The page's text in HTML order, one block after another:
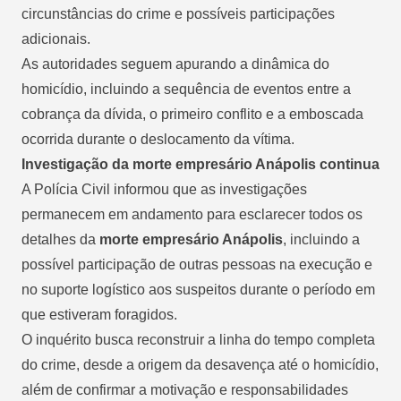
circunstâncias do crime e possíveis participações
adicionais.
As autoridades seguem apurando a dinâmica do
homicídio, incluindo a sequência de eventos entre a
cobrança da dívida, o primeiro conflito e a emboscada
ocorrida durante o deslocamento da vítima.
Investigação da morte empresário Anápolis continua
A Polícia Civil informou que as investigações
permanecem em andamento para esclarecer todos os
detalhes da morte empresário Anápolis, incluindo a
possível participação de outras pessoas na execução e
no suporte logístico aos suspeitos durante o período em
que estiveram foragidos.
O inquérito busca reconstruir a linha do tempo completa
do crime, desde a origem da desavença até o homicídio,
além de confirmar a motivação e responsabilidades